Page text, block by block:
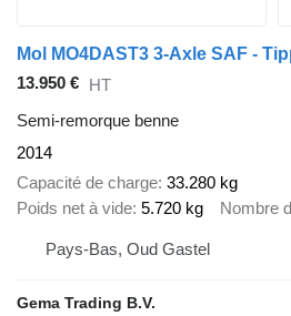
13.950 € HT
Semi-remorque benne
2014
Capacité de charge 33.280 kg
Poids net à vide 5.720 kg Nombre
Pays-Bas, Oud Gastel
Gema Trading B.V.